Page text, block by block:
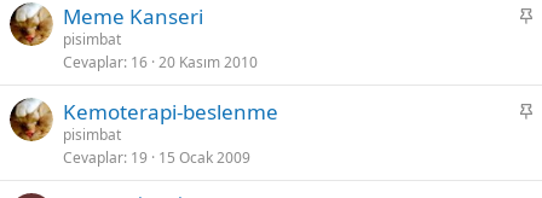
S
i
t
Meme Kanseri
pisimbat
Cevaplar 16 20 Kasım 2010
S
i
Kemoterapi-beslenme
pisimbat
Cevaplar 19 15 Ocak 2009